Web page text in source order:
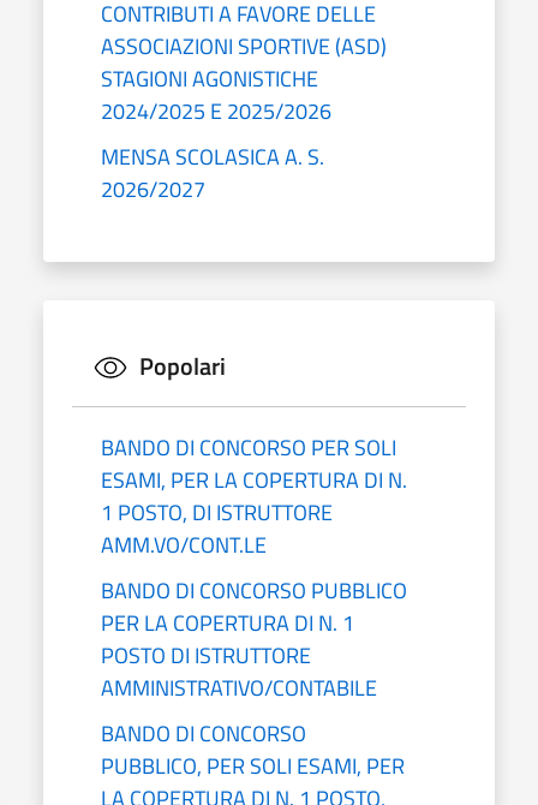
CONTRIBUTI A FAVORE DELLE
ASSOCIAZIONI SPORTIVE (ASD)
STAGIONI AGONISTICHE
2024/2025 E 2025/2026
MENSA SCOLASICA A. S.
2026/2027
Popolari
BANDO DI CONCORSO PER SOLI
ESAMI, PER LA COPERTURA DI N.
1 POSTO, DI ISTRUTTORE
AMM.VO/CONT.LE
BANDO DI CONCORSO PUBBLICO
PER LA COPERTURA DI N. 1
POSTO DI ISTRUTTORE
AMMINISTRATIVO/CONTABILE
BANDO DI CONCORSO
PUBBLICO, PER SOLI ESAMI, PER
LA COPERTURA DI N. 1 POSTO,